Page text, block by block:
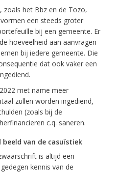
zoals het Bbz en de Tozo,
een steeds groter
bij een gemeente. Er
hoeveelheid aan aanvragen
bij iedere gemeente. Die
dat ook vaker een
met name meer
zullen worden ingediend,
(zoals bij de
c.q. saneren.
van de casuïstiek
is altijd een
kennis van de